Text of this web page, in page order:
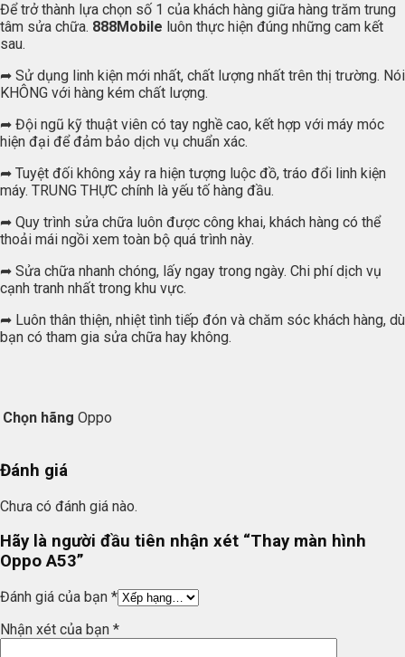
Để trở thành lựa chọn số 1 của khách hàng giữa hàng trăm trung
tâm sửa chữa. 888Mobile luôn thực hiện đúng những cam kết
sau.
➦ Sử dụng linh kiện mới nhất, chất lượng nhất trên thị trường. Nói
KHÔNG với hàng kém chất lượng.
➦ Đội ngũ kỹ thuật viên có tay nghề cao, kết hợp với máy móc
hiện đại để đảm bảo dịch vụ chuẩn xác.
➦ Tuyệt đối không xảy ra hiện tượng luộc đồ, tráo đổi linh kiện
máy. TRUNG THỰC chính là yếu tố hàng đầu.
➦ Quy trình sửa chữa luôn được công khai, khách hàng có thể
thoải mái ngồi xem toàn bộ quá trình này.
➦ Sửa chữa nhanh chóng, lấy ngay trong ngày. Chi phí dịch vụ
cạnh tranh nhất trong khu vực.
➦ Luôn thân thiện, nhiệt tình tiếp đón và chăm sóc khách hàng, dù
bạn có tham gia sửa chữa hay không.
Chọn hãng Oppo
Đánh giá
Chưa có đánh giá nào.
Hãy là người đầu tiên nhận xét “Thay màn hình
Oppo A53”
Đánh giá của bạn *
Nhận xét của bạn *